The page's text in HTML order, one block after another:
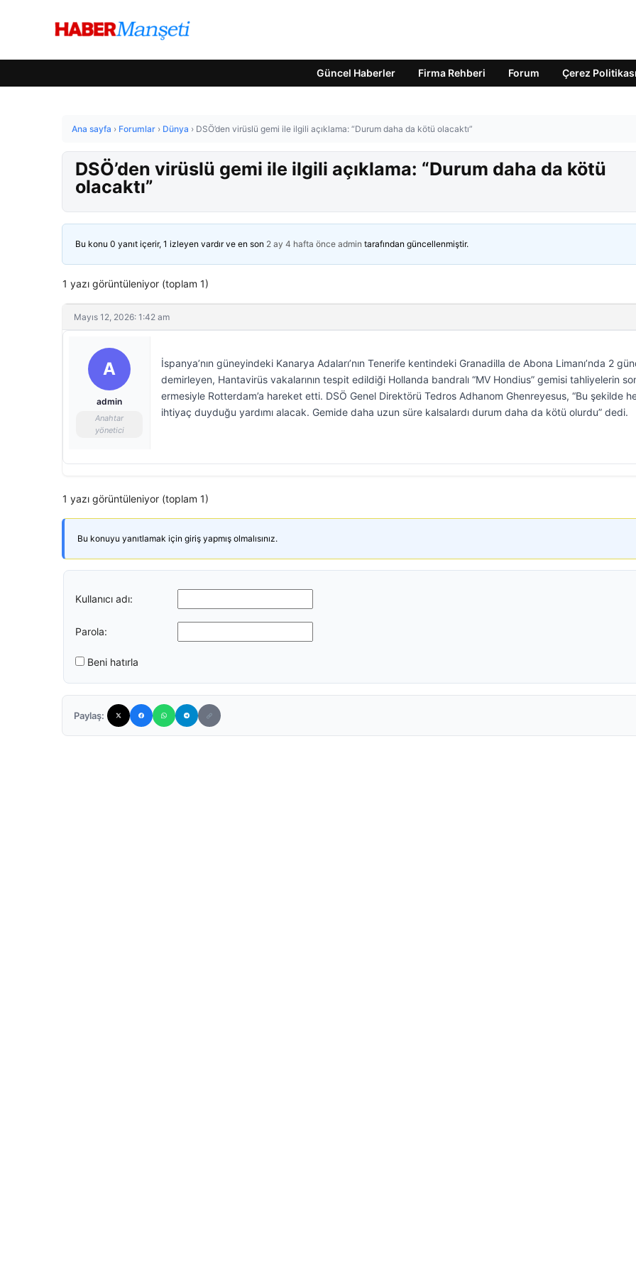
Güncel Haberler Firma Rehberi Forum Çerez Politikası
Ana sayfa › Forumlar › Dünya › DSÖ’den virüslü gemi ile ilgili açıklama: “Durum daha da kötü olacaktı”
DSÖ’den virüslü gemi ile ilgili açıklama: “Durum daha da kötü
olacaktı”
Bu konu 0 yanıt içerir, 1 izleyen vardır ve en son 2 ay 4 hafta önce admin tarafından güncellenmiştir.
1 yazı görüntüleniyor (toplam 1)
Mayıs 12, 2026: 1:42 am
A
admin
Anahtar
yönetici
İspanya’nın güneyindeki Kanarya Adaları’nın Tenerife kentindeki Granadilla de Abona Limanı’nda 2
demirleyen, Hantavirüs vakalarının tespit edildiği Hollanda bandralı “MV Hondius” gemisi tahliyelerin
ermesiyle Rotterdam’a hareket etti. DSÖ Genel Direktörü Tedros Adhanom Ghenreyesus, “Bu şekilde
ihtiyaç duyduğu yardımı alacak. Gemide daha uzun süre kalsalardı durum daha da kötü olurdu” dedi.
1 yazı görüntüleniyor (toplam 1)
Bu konuyu yanıtlamak için giriş yapmış olmalısınız.
Kullanıcı adı:
Parola:
Beni hatırla
Paylaş: